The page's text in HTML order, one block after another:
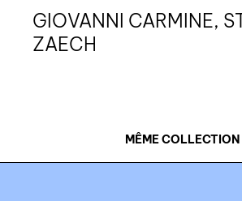
GIOVANNI CARMINE,
ZAECH
MÊME COLLECTION